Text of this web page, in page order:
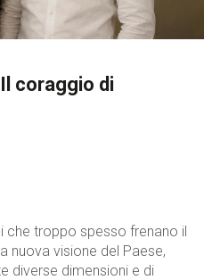
coraggio di
che troppo spesso frenano il
nuova visione del Paese,
diverse dimensioni e di